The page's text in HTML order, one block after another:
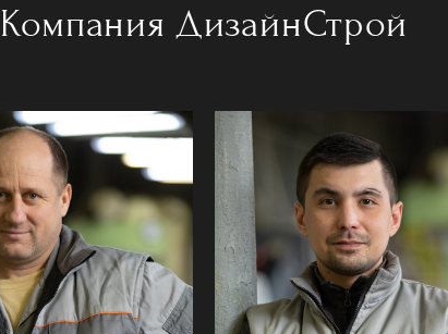
Компания ДизайнСтрой